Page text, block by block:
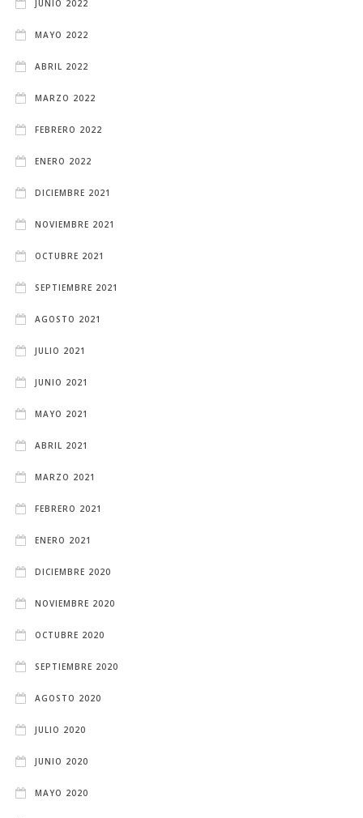
JUNIO 2022
MAYO 2022
ABRIL 2022
MARZO 2022
FEBRERO 2022
ENERO 2022
DICIEMBRE 2021
NOVIEMBRE 2021
OCTUBRE 2021
SEPTIEMBRE 2021
AGOSTO 2021
JULIO 2021
JUNIO 2021
MAYO 2021
ABRIL 2021
MARZO 2021
FEBRERO 2021
ENERO 2021
DICIEMBRE 2020
NOVIEMBRE 2020
OCTUBRE 2020
SEPTIEMBRE 2020
AGOSTO 2020
JULIO 2020
JUNIO 2020
MAYO 2020